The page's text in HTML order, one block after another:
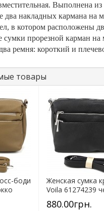
Выполнена
два накладных кармана на
в котором расположены
сумки прорезной карман на
ремня: короткий и
товары
боди
Женская сумка
Voila 61274239
880.00грн.